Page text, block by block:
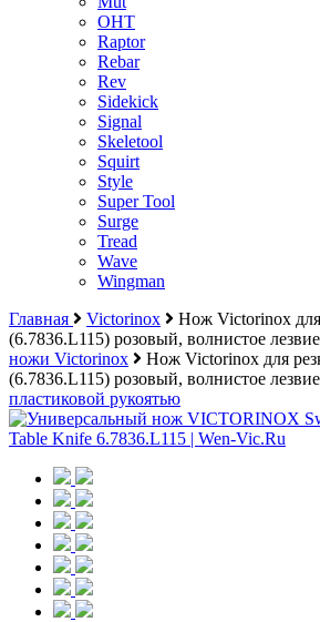
OHT
Raptor
Rebar
Rev
Sidekick
Signal
Skeletool
Squirt
Style
Super Tool
Surge
Tread
Wave
Wingman
Главная
Victorinox
Нож Victorinox
(6.7836.L115) розовый, волнистое
ножи Victorinox
Нож Victorinox для
(6.7836.L115) розовый, волнистое
пластиковой рукоятью